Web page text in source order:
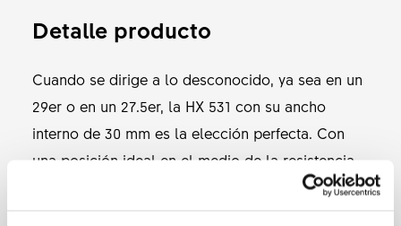
Detalle producto
Cuando se dirige a lo desconocido, ya sea en un
29er o en un 27.5er, la HX 531 con su ancho
interno de 30 mm es la elección perfecta. Con
una posición ideal en el medio de la resistencia,